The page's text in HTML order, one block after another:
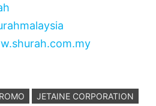
JETAINE CORPORATION